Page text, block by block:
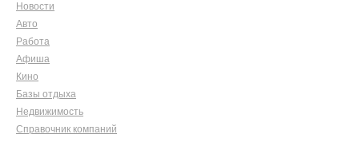
Новости
Авто
Работа
Афиша
Кино
Базы отдыха
Недвижимость
Справочник компаний